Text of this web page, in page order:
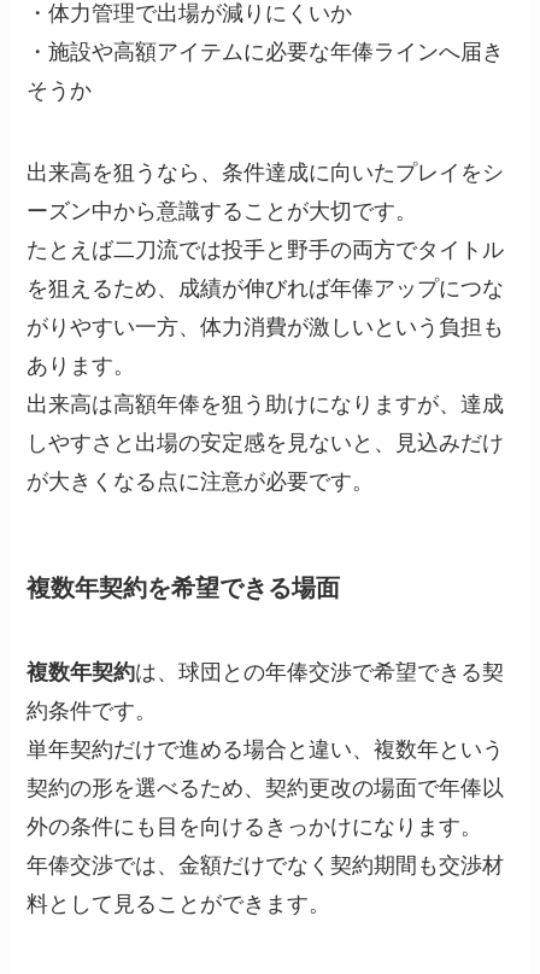
・体力管理で出場が減りにくいか
・施設や高額アイテムに必要な年俸ラインへ届き
そうか
出来高を狙うなら、条件達成に向いたプレイをシ
ーズン中から意識することが大切です。
たとえば二刀流では投手と野手の両方でタイトル
を狙えるため、成績が伸びれば年俸アップにつな
がりやすい一方、体力消費が激しいという負担も
あります。
出来高は高額年俸を狙う助けになりますが、達成
しやすさと出場の安定感を見ないと、見込みだけ
が大きくなる点に注意が必要です。
複数年契約を希望できる場面
複数年契約は、球団との年俸交渉で希望できる契
約条件です。
単年契約だけで進める場合と違い、複数年という
契約の形を選べるため、契約更改の場面で年俸以
外の条件にも目を向けるきっかけになります。
年俸交渉では、金額だけでなく契約期間も交渉材
料として見ることができます。